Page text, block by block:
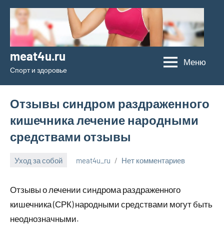
Перейти
содержимому
meat4u.ru
Спорт и здоровье
Меню
Отзывы синдром раздраженного
кишечника лечение народными
средствами отзывы
Уход за собой
2024
meat4u_ru Нет комментариев
Отзывы о лечении синдрома раздраженного
кишечника (СРК) народными средствами могут быть
неоднозначными.